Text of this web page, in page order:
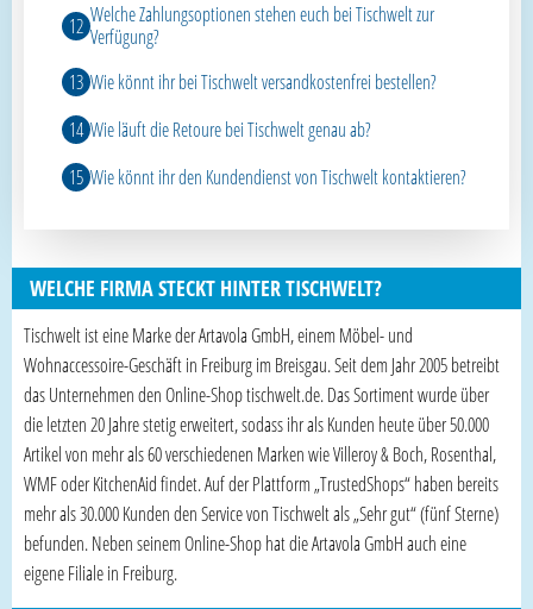
Welche Zahlungsoptionen stehen euch bei Tischwelt zur
Verfügung?
Wie könnt ihr bei Tischwelt versandkostenfrei bestellen?
Wie läuft die Retoure bei Tischwelt genau ab?
Wie könnt ihr den Kundendienst von Tischwelt kontaktieren?
WELCHE FIRMA STECKT HINTER TISCHWELT?
Tischwelt ist eine Marke der Artavola GmbH, einem Möbel- und
Wohnaccessoire-Geschäft in Freiburg im Breisgau. Seit dem Jahr 2005 betreibt
das Unternehmen den Online-Shop tischwelt.de. Das Sortiment wurde über
die letzten 20 Jahre stetig erweitert, sodass ihr als Kunden heute über 50.000
Artikel von mehr als 60 verschiedenen Marken wie Villeroy & Boch, Rosenthal,
WMF oder KitchenAid findet. Auf der Plattform „TrustedShops“ haben bereits
mehr als 30.000 Kunden den Service von Tischwelt als „Sehr gut“ (fünf Sterne)
befunden. Neben seinem Online-Shop hat die Artavola GmbH auch eine
eigene Filiale in Freiburg.